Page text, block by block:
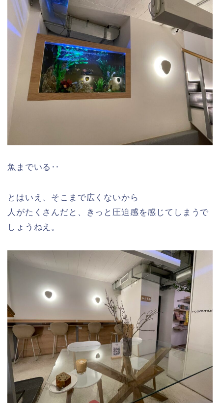
魚までいる‥
とはいえ、そこまで広くないから
人がたくさんだと、きっと圧迫感を感じてしまうで
しょうねえ。